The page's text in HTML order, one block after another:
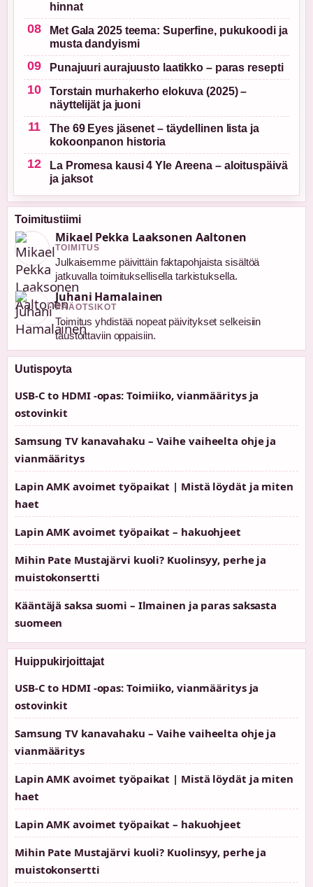
hinnat
Met Gala 2025 teema: Superfine, pukukoodi ja
musta dandyismi
Punajuuri aurajuusto laatikko – paras resepti
Torstain murhakerho elokuva (2025) –
näyttelijät ja juoni
The 69 Eyes jäsenet – täydellinen lista ja
kokoonpanon historia
La Promesa kausi 4 Yle Areena – aloituspäivä
ja jaksot
Toimitustiimi
Mikael Pekka Laaksonen Aaltonen
TOIMITUS
Julkaisemme päivittäin faktapohjaista sisältöä
jatkuvalla toimituksellisella tarkistuksella.
Juhani Hamalainen
PÄÄOTSIKOT
Toimitus yhdistää nopeat päivitykset selkeisiin
taustoittaviin oppaisiin.
Uutispoyta
USB-C to HDMI -opas: Toimiiko, vianmääritys ja
ostovinkit
Samsung TV kanavahaku – Vaihe vaiheelta ohje ja
vianmääritys
Lapin AMK avoimet työpaikat | Mistä löydät ja miten
haet
Lapin AMK avoimet työpaikat – hakuohjeet
Mihin Pate Mustajärvi kuoli? Kuolinsyy, perhe ja
muistokonsertti
Kääntäjä saksa suomi – Ilmainen ja paras saksasta
suomeen
Huippukirjoittajat
USB-C to HDMI -opas: Toimiiko, vianmääritys ja
ostovinkit
Samsung TV kanavahaku – Vaihe vaiheelta ohje ja
vianmääritys
Lapin AMK avoimet työpaikat | Mistä löydät ja miten
haet
Lapin AMK avoimet työpaikat – hakuohjeet
Mihin Pate Mustajärvi kuoli? Kuolinsyy, perhe ja
muistokonsertti